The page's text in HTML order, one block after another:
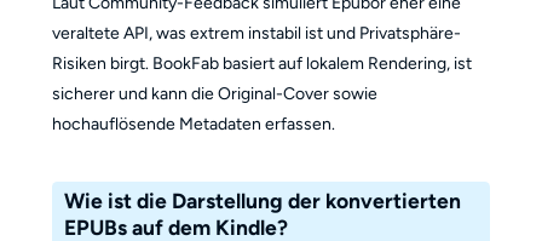
veraltete API, was extrem instabil ist und Privatsphäre-
Risiken birgt. BookFab basiert auf lokalem Rendering, ist
sicherer und kann die Original-Cover sowie
hochauflösende Metadaten erfassen.
Wie ist die Darstellung der konvertierten
EPUBs auf dem Kindle?